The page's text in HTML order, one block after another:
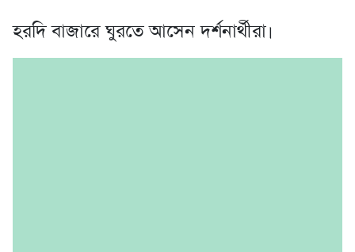
হরদি বাজারে ঘুরতে আসেন দর্শনার্থীরা।